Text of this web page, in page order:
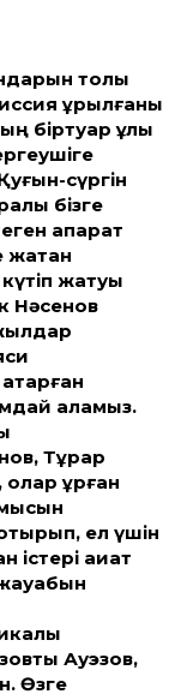
толық
құрылғаны
біртуар ұлы
сүргін
бізге
ақпарат
жатуы
Нәсенов
аламыз.
Тұрар
құрған
ел үшін
ақиқат
Ауэзов,
Өзге